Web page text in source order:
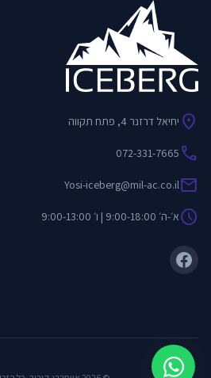
location_on יחיאל דרזנר 4, פתח תקווה
call
072-331-7665
mail
Yosi-iceberg@mil-ac.co.il
scheduleא׳-ה׳ 9:00-18:00 | ו׳ 9:00-13:00